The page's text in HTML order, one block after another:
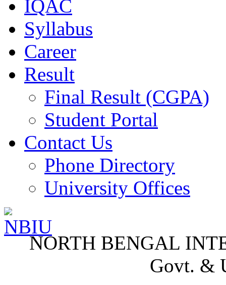
IQAC
Syllabus
Career
Result
Final Result (CGPA)
Student Portal
Contact Us
Phone Directory
University Offices
NORTH BENGAL
Govt. &